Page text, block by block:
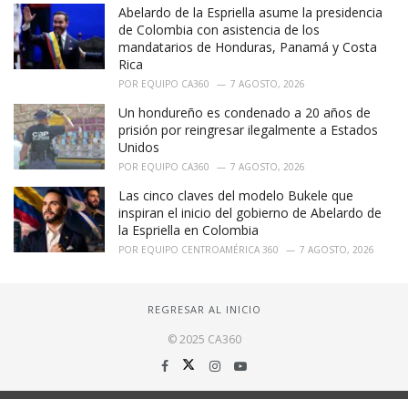
Abelardo de la Espriella asume la presidencia
de Colombia con asistencia de los
mandatarios de Honduras, Panamá y Costa
Rica
POR EQUIPO CA360 7 AGOSTO, 2026
Un hondureño es condenado a 20 años de
prisión por reingresar ilegalmente a Estados
Unidos
POR EQUIPO CA360 7 AGOSTO, 2026
Las cinco claves del modelo Bukele que
inspiran el inicio del gobierno de Abelardo de
la Espriella en Colombia
POR EQUIPO CENTROAMÉRICA 360 7 AGOSTO, 2026
REGRESAR AL INICIO
© 2025 CA360